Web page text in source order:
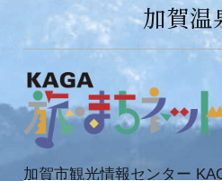
加賀温
加賀市観光情報センター